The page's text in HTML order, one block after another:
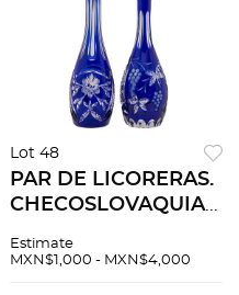
Lot 48
PAR DE LICORERAS.
CHECOSLOVAQUIA,
en cristal de
Estimate
MXN$1,000 - MXN$4,000